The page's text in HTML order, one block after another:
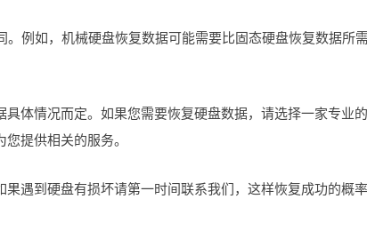
例如，机械硬盘恢复数据可能需要比固态硬盘恢复数据所
体情况而定。如果您需要恢复硬盘数据，请选择一家专业
提供相关的服务。
遇到硬盘有损坏请第一时间联系我们，这样恢复成功的概